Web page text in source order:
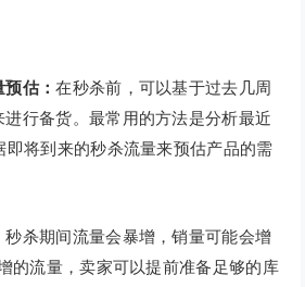
预估：在秒杀前，可以基于过去几周
行备货。最常用的方法是分析最近
即将到来的秒杀流量来预估产品的需
秒杀期间流量会暴增，销量可能会增
的流量，卖家可以提前准备足够的库